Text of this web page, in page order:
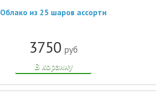
Облако из 25 шаров ассорти
3750 руб
В корзину